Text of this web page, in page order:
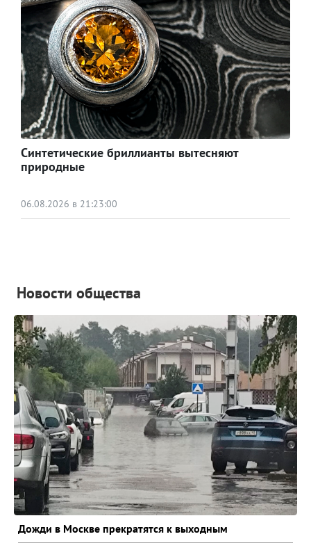
Синтетические бриллианты вытесняют
природные
06.08.2026 в 21:23:00
Новости общества
Дожди в Москве прекратятся к выходным